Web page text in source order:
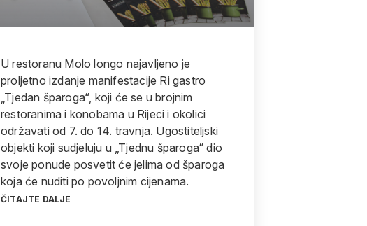
U restoranu Molo longo najavljeno je
proljetno izdanje manifestacije Ri gastro
„Tjedan šparoga“, koji će se u brojnim
restoranima i konobama u Rijeci i okolici
održavati od 7. do 14. travnja. Ugostiteljski
objekti koji sudjeluju u „Tjednu šparoga“ dio
svoje ponude posvetit će jelima od šparoga
koja će nuditi po povoljnim cijenama.
ČITAJTE DALJE